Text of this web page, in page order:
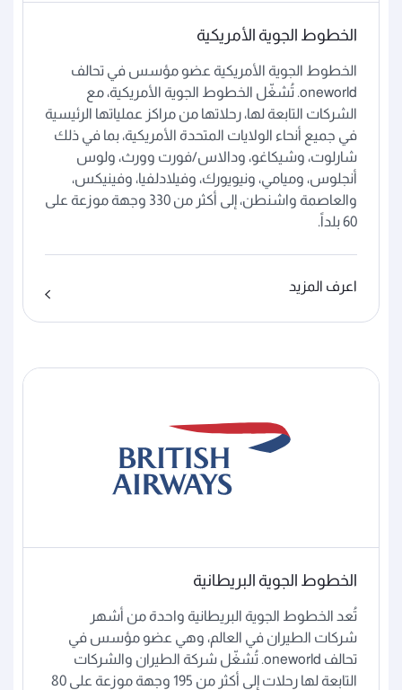
الخطوط الجوية الأمريكية
الخطوط الجوية الأمريكية عضو مؤسس في تحالف
oneworld. تُشغّل الخطوط الجوية الأمريكية، مع
الشركات التابعة لها، رحلاتها من مراكز عملياتها الرئيسية
في جميع أنحاء الولايات المتحدة الأمريكية، بما في ذلك
شارلوت، وشيكاغو، ودالاس/فورت وورث، ولوس
أنجلوس، وميامي، ونيويورك، وفيلادلفيا، وفينيكس،
والعاصمة واشنطن، إلى أكثر من 330 وجهة موزعة على
60 بلداً.
اعرف المزيد
الخطوط الجوية البريطانية
تُعد الخطوط الجوية البريطانية واحدة من أشهر
شركات الطيران في العالم، وهي عضو مؤسس في
تحالف oneworld. تُشغّل شركة الطيران والشركات
التابعة لها رحلات إلى أكثر من 195 وجهة موزعة على 80